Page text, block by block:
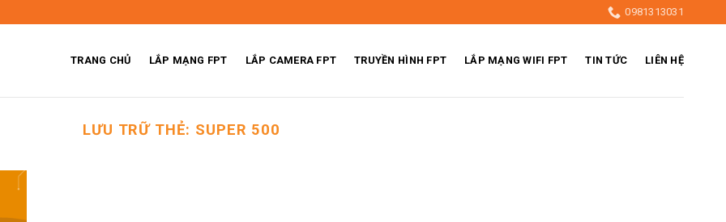
0981313031
TRANG CHỦ LẮP MẠNG FPT LẮP CAMERA FPT TRUYỀN HÌNH FPT LẮP MẠNG WIFI FPT TIN TỨC LIÊN HỆ
LƯU TRỮ THẺ: SUPER 500